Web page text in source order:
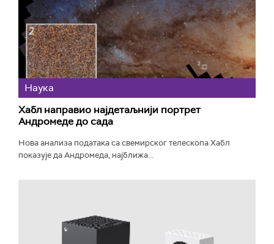
Наука
Хабл направио најдетаљнији портрет
Андромеде до сада
Нова анализа података са свемирског телескопа Хабл
показује да Андромеда, најближа...